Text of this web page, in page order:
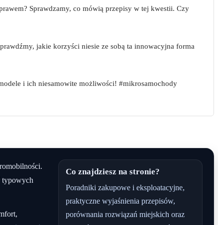
Sprawdzamy, co mówią przepisy w tej kwestii. Czy
jakie korzyści niesie ze sobą ta innowacyjna forma
i ich niesamowite możliwości! #mikrosamochody
typowych
Co znajdziesz na stronie?
Poradniki zakupowe i eksploatacyjne,
praktyczne wyjaśnienia przepisów,
porównania rozwiązań miejskich oraz